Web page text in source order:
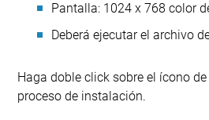
Pantalla: 1024 x 768 color
Deberá ejecutar el archivo
Haga doble click sobre el ícono
proceso de instalación.